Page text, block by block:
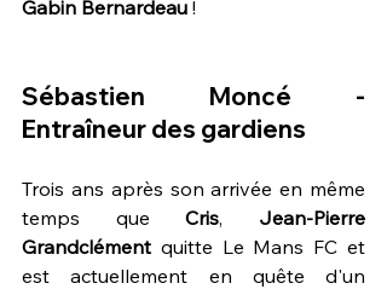
Gabin Bernardeau !
Sébastien Moncé -
Entraîneur des gardiens
Trois ans après son arrivée en même
temps que Cris, Jean-Pierre
Grandclément quitte Le Mans FC et
est actuellement en quête d'un